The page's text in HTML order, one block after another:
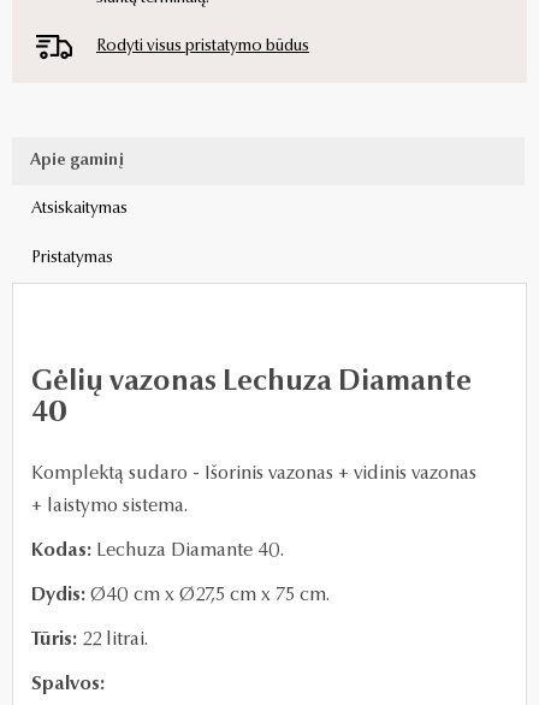
Rodyti visus pristatymo būdus
Apie gaminį
Atsiskaitymas
Pristatymas
Gėlių vazonas Lechuza Diamante
40
Komplektą sudaro -
Išorinis vazonas + vidinis vazonas
+ laistymo sistema.
Kodas: Lechuza Diamante 40.
Dydis: Ø40 cm x Ø27,5 cm x 75 cm.
Tūris: 22 litrai.
Spalvos: